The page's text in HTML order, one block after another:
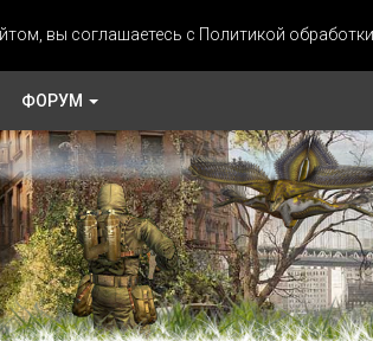
вы соглашаетесь с Политикой
ФОРУМ